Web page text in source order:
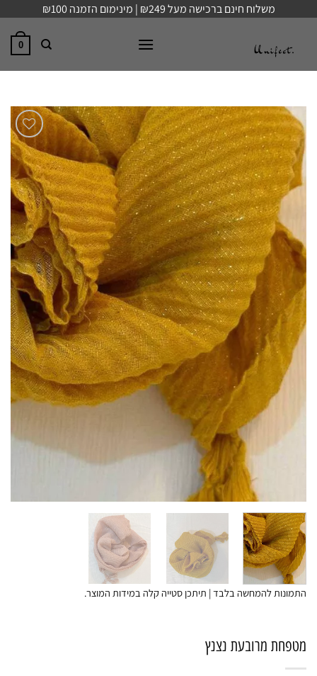
content
משלוח חינם ברכישה מעל ₪249 | מינימום הזמנה ₪100
0
התמונות להמחשה בלבד | תיתכן סטייה קלה במידות המוצר.
מטפחת מרובעת נצנץ